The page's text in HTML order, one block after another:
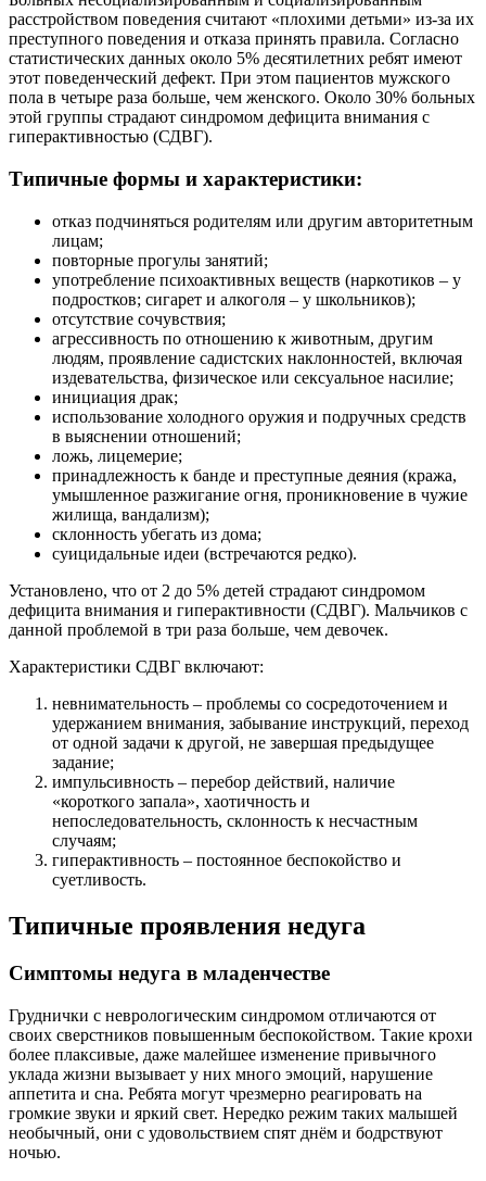
расстройством поведения считают «плохими детьми» из-за их
преступного поведения и отказа принять правила. Согласно
статистических данных около 5% десятилетних ребят имеют
этот поведенческий дефект. При этом пациентов мужского
пола в четыре раза больше, чем женского. Около 30% больных
этой группы страдают синдромом дефицита внимания с
гиперактивностью (СДВГ).
Типичные формы и характеристики:
отказ подчиняться родителям или другим авторитетным
лицам;
повторные прогулы занятий;
употребление психоактивных веществ (наркотиков – у
подростков; сигарет и алкоголя – у школьников);
отсутствие сочувствия;
агрессивность по отношению к животным, другим
людям, проявление садистских наклонностей, включая
издевательства, физическое или сексуальное насилие;
инициация драк;
использование холодного оружия и подручных средств
в выяснении отношений;
ложь, лицемерие;
принадлежность к банде и преступные деяния (кража,
умышленное разжигание огня, проникновение в чужие
жилища, вандализм);
склонность убегать из дома;
суицидальные идеи (встречаются редко).
Установлено, что от 2 до 5% детей страдают синдромом
дефицита внимания и гиперактивности (СДВГ). Мальчиков с
данной проблемой в три раза больше, чем девочек.
Характеристики СДВГ включают:
невнимательность – проблемы со сосредоточением и
удержанием внимания, забывание инструкций, переход
от одной задачи к другой, не завершая предыдущее
задание;
импульсивность – перебор действий, наличие
«короткого запала», хаотичность и
непоследовательность, склонность к несчастным
случаям;
гиперактивность – постоянное беспокойство и
суетливость.
Типичные проявления недуга
Симптомы недуга в младенчестве
Груднички с неврологическим синдромом отличаются от
своих сверстников повышенным беспокойством. Такие крохи
более плаксивые, даже малейшее изменение привычного
уклада жизни вызывает у них много эмоций, нарушение
аппетита и сна. Ребята могут чрезмерно реагировать на
громкие звуки и яркий свет. Нередко режим таких малышей
необычный, они с удовольствием спят днём и бодрствуют
ночью.